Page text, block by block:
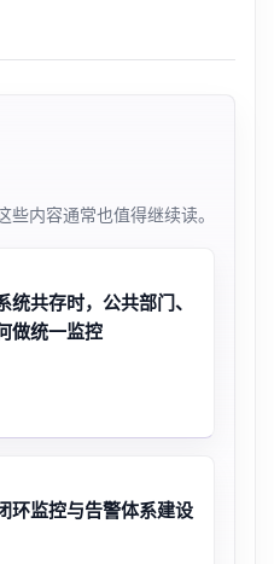
内容通常也值得继续读。
共存时，公共部门、
做统一监控
环监控与告警体系建设